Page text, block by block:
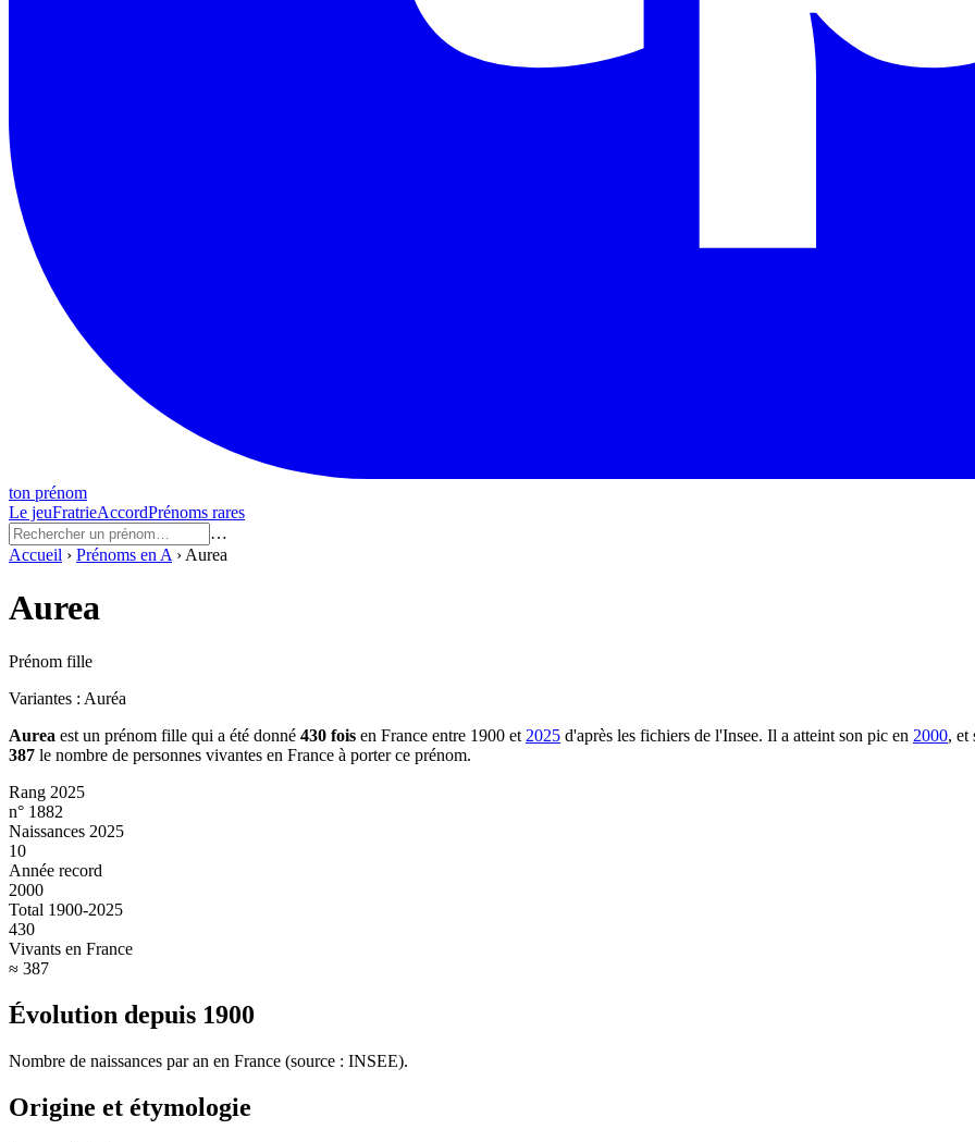
ton prénom
Le jeuFratrieAccordPrénoms rares
…
Accueil › Prénoms en A › Aurea
Aurea
Prénom fille
Variantes : Auréa
Aurea est un prénom fille qui a été donné 430 fois en France entre 1900 et 2025 d'après les fichiers de l'Insee. Il a atteint son pic en 2000, et
387 le nombre de personnes vivantes en France à porter ce prénom.
Rang 2025
n° 1882
Naissances 2025
10
Année record
2000
Total 1900-2025
430
Vivants en France
≈ 387
Évolution depuis 1900
Nombre de naissances par an en France (source : INSEE).
Origine et étymologie